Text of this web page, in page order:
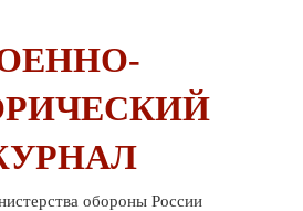
обороны России